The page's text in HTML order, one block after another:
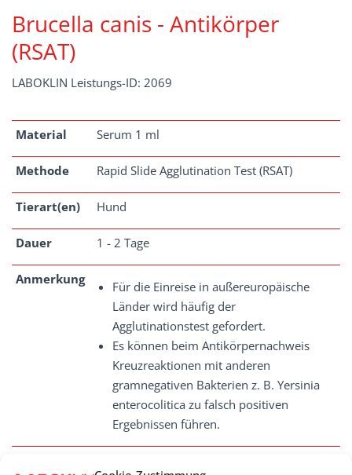
Brucella canis - Antikörper
(RSAT)
LABOKLIN Leistungs-ID: 2069
Material Serum 1 ml
Methode Rapid Slide Agglutination Test (RSAT)
Tierart(en) Hund
Dauer 1 - 2 Tage
Anmerkung
Für die Einreise in außereuropäische
Länder wird häufig der
Agglutinationstest gefordert.
Es können beim Antikörpernachweis
Kreuzreaktionen mit anderen
gramnegativen Bakterien z. B. Yersinia
enterocolitica zu falsch positiven
Ergebnissen führen.